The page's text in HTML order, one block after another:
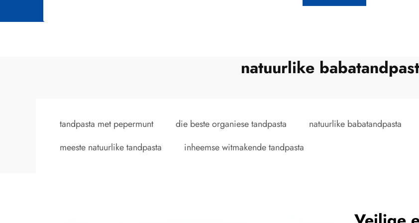
natuurlike
tandpasta met pepermunt die beste organiese tandpasta natuurlike babatandpasta
meeste natuurlike tandpasta
inheemse witmakende tandpasta